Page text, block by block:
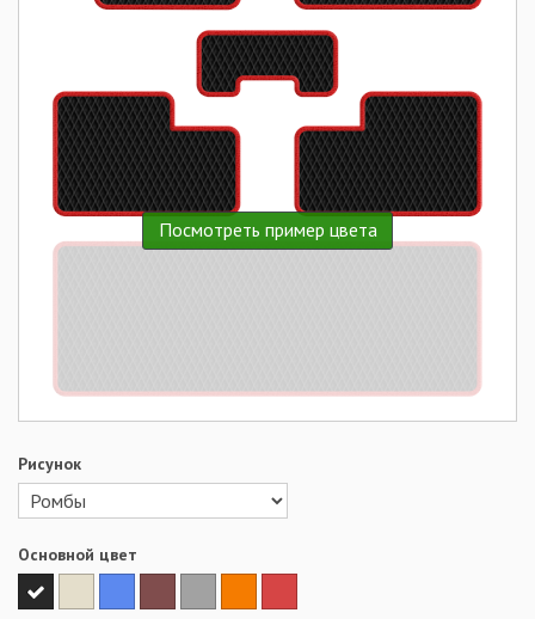
Посмотреть пример цвета
Рисунок
Основной цвет